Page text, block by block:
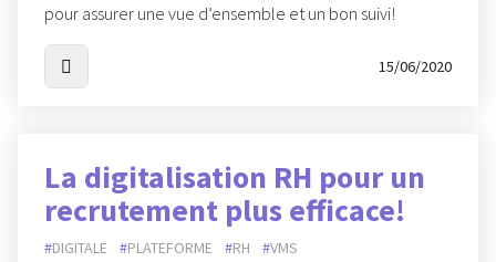
pour assurer une vue d’ensemble et un bon suivi!
15/06/2020
La digitalisation RH pour un
recrutement plus efficace!
DIGITALE PLATEFORME RH VMS